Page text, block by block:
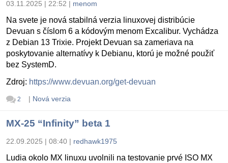
03.11.2025 | 22:52 | menom
Na svete je nová stabilná verzia linuxovej distribúcie
Devuan s číslom 6 a kódovým menom Excalibur. Vychádza
z Debian 13 Trixie. Projekt Devuan sa zameriava na
poskytovanie alternatívy k Debianu, ktorú je možné použiť
bez SystemD.
Zdroj: https://www.devuan.org/get-devuan
2 | Nová verzia
MX-25 “Infinity” beta 1
22.09.2025 | 08:40 | redhawk1975
Ludia okolo MX linuxu uvolnili na testovanie prvé ISO MX